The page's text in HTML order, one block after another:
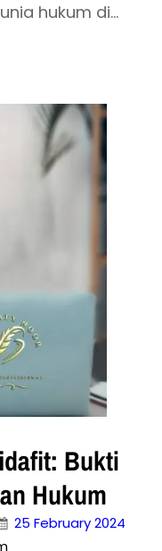
hukum di
untuk
untuk
dua jenis
yaitu akta
1. Akta
Bukti
Hukum
25 February 2024